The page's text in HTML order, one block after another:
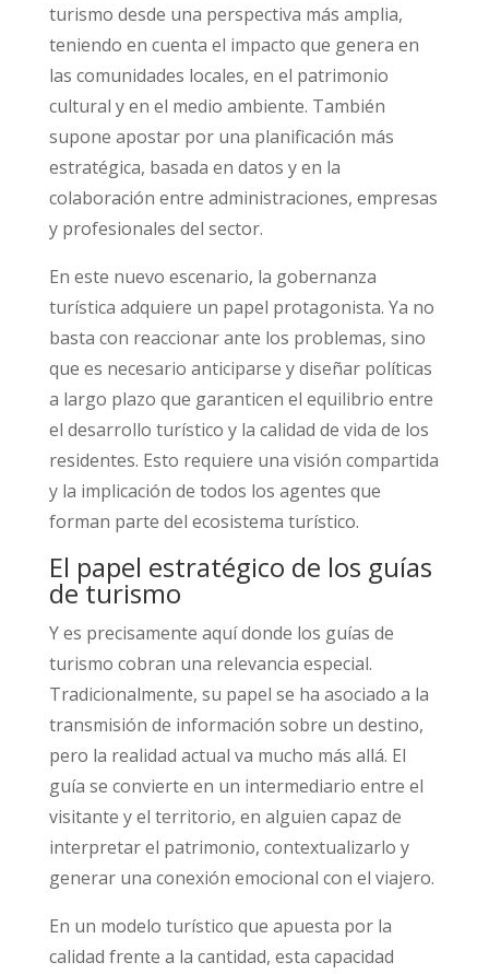
turismo desde una perspectiva más amplia,
teniendo en cuenta el impacto que genera en
las comunidades locales, en el patrimonio
cultural y en el medio ambiente. También
supone apostar por una planificación más
estratégica, basada en datos y en la
colaboración entre administraciones, empresas
y profesionales del sector.
En este nuevo escenario, la gobernanza
turística adquiere un papel protagonista. Ya no
basta con reaccionar ante los problemas, sino
que es necesario anticiparse y diseñar políticas
a largo plazo que garanticen el equilibrio entre
el desarrollo turístico y la calidad de vida de los
residentes. Esto requiere una visión compartida
y la implicación de todos los agentes que
forman parte del ecosistema turístico.
El papel estratégico de los guías
de turismo
Y es precisamente aquí donde los guías de
turismo cobran una relevancia especial.
Tradicionalmente, su papel se ha asociado a la
transmisión de información sobre un destino,
pero la realidad actual va mucho más allá. El
guía se convierte en un intermediario entre el
visitante y el territorio, en alguien capaz de
interpretar el patrimonio, contextualizarlo y
generar una conexión emocional con el viajero.
En un modelo turístico que apuesta por la
calidad frente a la cantidad, esta capacidad